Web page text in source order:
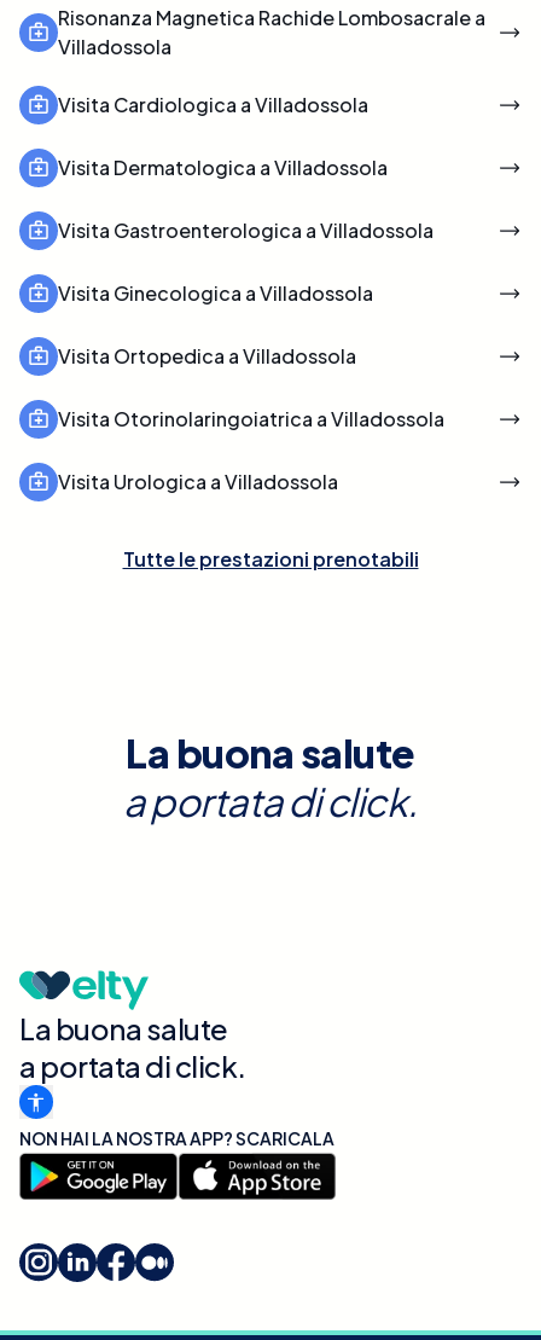
Risonanza Magnetica Rachide Lombosacrale a
Villadossola
Visita Cardiologica a Villadossola
Visita Dermatologica a Villadossola
Visita Gastroenterologica a Villadossola
Visita Ginecologica a Villadossola
Visita Ortopedica a Villadossola
Visita Otorinolaringoiatrica a Villadossola
Visita Urologica a Villadossola
Tutte le prestazioni prenotabili
La buona salute
a portata di click.
La buona salute
a portata di click.
NON HAI LA NOSTRA APP? SCARICALA